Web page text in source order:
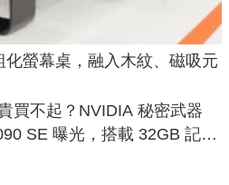
螢幕桌，融入木紋、磁吸元
買不起？NVIDIA 秘密武器
SE 曝光，搭載 32GB 記憶